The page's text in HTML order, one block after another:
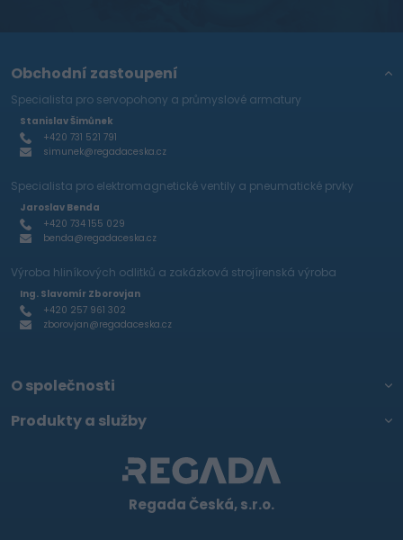
Regada Česká, s.r.o.
Obchodní zastoupení
Specialista pro servopohony a průmyslové armatury
Stanislav Šimůnek
+420 731 521 791
simunek@regadaceska.cz
Specialista pro elektromagnetické ventily a pneumatické prvky
Jaroslav Benda
+420 734 155 029
benda@regadaceska.cz
Výroba hliníkových odlitků a zakázková strojírenská výroba
Ing. Slavomír Zborovjan
+420 257 961 302
zborovjan@regadaceska.cz
O společnosti
Produkty a služby